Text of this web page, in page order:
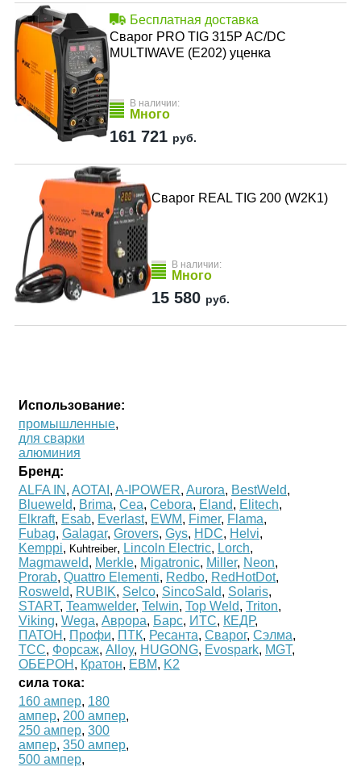
Бесплатная доставка
Сварог PRO TIG 315P AC/DC
MULTIWAVE (E202) уценка
В наличии:
Много
161 721 руб.
Сварог REAL TIG 200 (W2K1)
В наличии:
Много
15 580 руб.
Использование:
промышленные,
для сварки
алюминия
Бренд:
ALFA IN , AOTAI , A-IPOWER, Aurora, BestWeld,
Blueweld, Brima, Cea, Cebora, Eland, Elitech,
Elkraft, Esab, Everlast, EWM, Fimer, Flama,
Fubag, Galagar, Grovers, Gys, HDC, Helvi,
Kemppi, Kuhtreiber, Lincoln Electric, Lorch,
Magmaweld, Merkle, Migatronic, Miller, Neon,
Prorab, Quattro Elementi, Redbo, RedHotDot,
Rosweld, RUBIK, Selco, SincoSald, Solaris,
START, Teamwelder, Telwin, Top Weld, Triton,
Viking, Wega, Аврора, Барс, ИТС, КЕДР,
ПАТОН , Профи, ПТК, Ресанта, Сварог, Сэлма,
ТСС, Форсаж, Alloy, HUGONG, Evospark, MGT,
ОБЕРОН , Кратон, ЕВМ, K2
сила тока:
160 ампер, 180
ампер, 200 ампер,
250 ампер, 300
ампер, 350 ампер,
500 ампер,